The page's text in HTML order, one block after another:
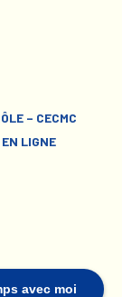
avec moi
– CECMC
LIGNE